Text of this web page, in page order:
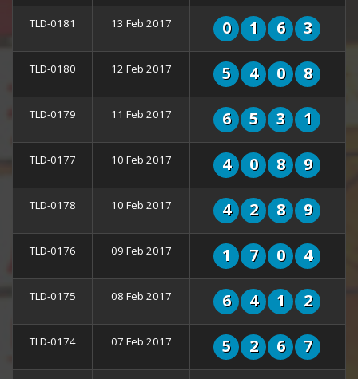
TLD-0181 13 Feb 2017 0 1 6 3
TLD-0180 12 Feb 2017 5 4 0 8
TLD-0179 11 Feb 2017 6 5 3 1
TLD-0177 10 Feb 2017 4 0 8 9
TLD-0178 10 Feb 2017 4 2 8 9
TLD-0176 09 Feb 2017 1 7 0 4
TLD-0175 08 Feb 2017 6 4 1 2
TLD-0174 07 Feb 2017 5 2 6 7